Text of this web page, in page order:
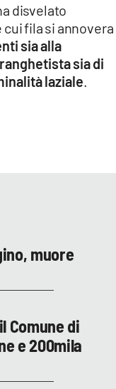
disvelato
cui fila si annovera
sia alla
sia di
laziale
muore
Comune di
e 200mila